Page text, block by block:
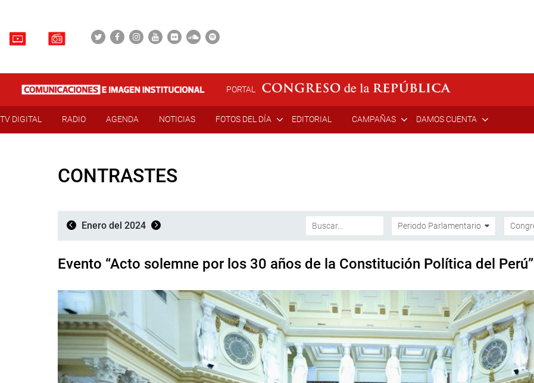
PORTAL
TV DIGITAL RADIO AGENDA NOTICIAS FOTOS DEL DÍA EDITORIAL CAMPAÑAS DAMOS CUENTA
CONTRASTES
Enero del 2024
Evento “Acto solemne por los 30 años de la Constitución Política del Perú”